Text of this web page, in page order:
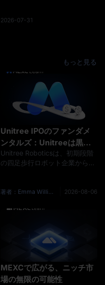
Coldcardデバイスに影響を与え
3,800万ドル相当の594.48 BTC
Coldcardの問題がこれらの送金
を引き起こしたことを確認
2026-07-31
もっと見る
Unitree IPOのファンダメ
ンタルズ：Unitreeは黒字
か？売上高、ロボット販
売、利益率、研究開発を解
Unitree Roboticsは、初期段階
の四足歩行ロボット企業から、
トメーカーへと成長しました。
2025年には16.99億元へ増加し
トは最大の収益源となり、全社
の粗利益率も上昇し、営業キャ
ッシュフローも大幅なプラスと
な問題は、Unitreeが
著者：Emma Williams 2026-08-06
MEXCで広がる、ニッチ市
場の無限の可能性